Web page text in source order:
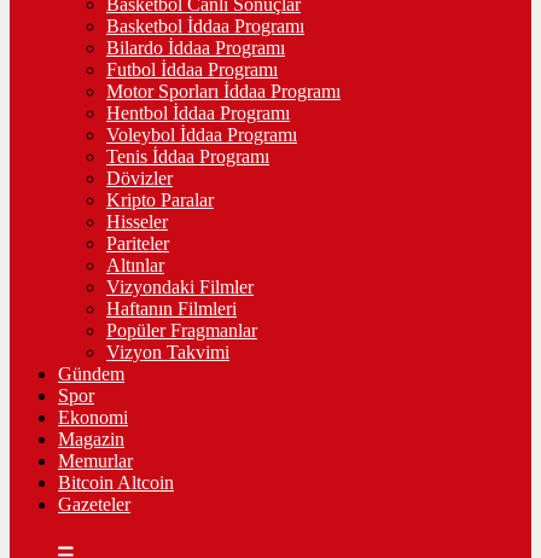
Basketbol Canlı Sonuçlar
Basketbol İddaa Programı
Bilardo İddaa Programı
Futbol İddaa Programı
Motor Sporları İddaa Programı
Hentbol İddaa Programı
Voleybol İddaa Programı
Tenis İddaa Programı
Dövizler
Kripto Paralar
Hisseler
Pariteler
Altınlar
Vizyondaki Filmler
Haftanın Filmleri
Popüler Fragmanlar
Vizyon Takvimi
Gündem
Spor
Ekonomi
Magazin
Memurlar
Bitcoin Altcoin
Gazeteler